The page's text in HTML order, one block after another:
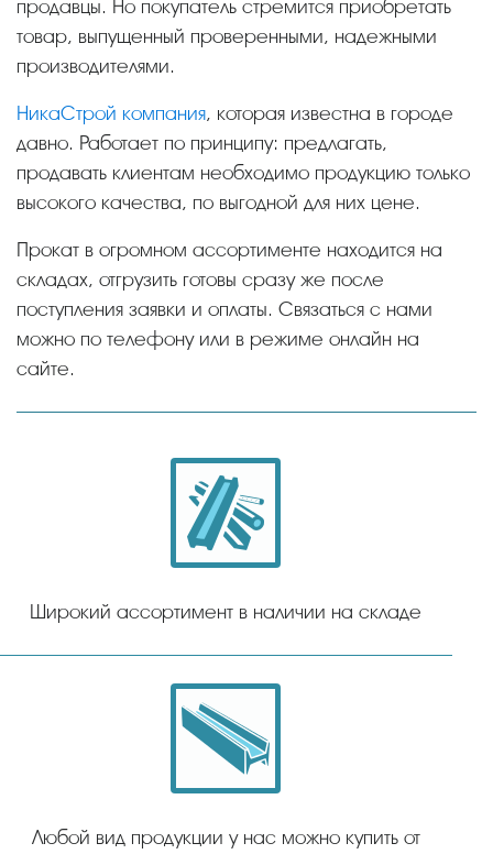
продавцы. Но покупатель стремится приобретать
товар, выпущенный проверенными, надежными
производителями.
НикаСтрой компания, которая известна в городе
давно. Работает по принципу: предлагать,
продавать клиентам необходимо продукцию только
высокого качества, по выгодной для них цене.
Прокат в огромном ассортименте находится на
складах, отгрузить готовы сразу же после
поступления заявки и оплаты. Связаться с нами
можно по телефону или в режиме онлайн на
сайте.
Широкий ассортимент в наличии на складе
Любой вид продукции у нас можно купить от